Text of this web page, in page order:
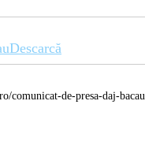
Descarcă
comunicat-de-presa-daj-